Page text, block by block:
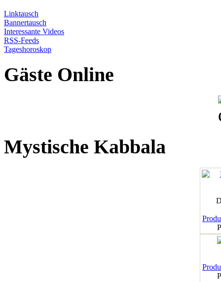
Linktausch
Bannertausch
Interessante Videos
RSS-Feeds
Tageshoroskop
Gäste Online
Mystische Kabbala